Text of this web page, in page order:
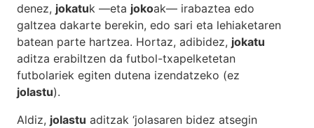
denez, jokatuk —eta jokoak— irabaztea edo
galtzea dakarte berekin, edo sari eta lehiaketaren
batean parte hartzea. Hortaz, adibidez, jokatu
aditza erabiltzen da futbol-txapelketetan
futbolariek egiten dutena izendatzeko (ez
jolastu).
Aldiz, jolastu aditzak ‘jolasaren bidez atsegin